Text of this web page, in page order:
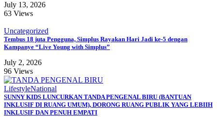
July 13, 2026
63 Views
Uncategorized
Tembus 18 juta Pengguna, Simplus Rayakan Hari Jadi ke-5 dengan
Kampanye “Live Young with Simplus”
July 2, 2026
96 Views
LifestyleNational
SUNNY KIDS LUNCURKAN TANDA PENGENAL BIRU (BANTUAN
INKLUSIF DI RUANG UMUM), DORONG RUANG PUBLIK YANG LEBIIH
INKLUSIF DAN PENUH EMPATI